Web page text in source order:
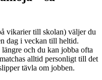
vikarier till skolan) väljer du
dag i veckan till heltid.
och du kan jobba ofta
alltid personligt till det
tävla om jobben.